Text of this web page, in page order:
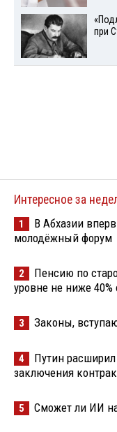
при
Интересное за
1
В Абхазии
молодёжный форум
2
Пенсию по
уровне не ниже 40%
3 Законы,
4
Путин
заключения
5 Сможет ли ИИ